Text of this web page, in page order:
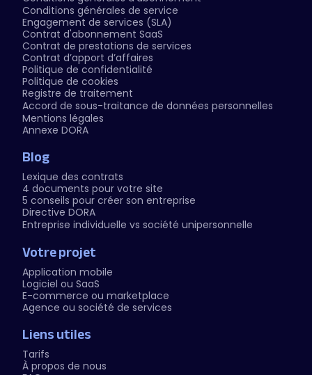
Conditions générales de service
Engagement de services (SLA)
Contrat d'abonnement SaaS
Contrat de prestations de services
Contrat d’apport d’affaires
Politique de confidentialité
Politique de cookies
Registre de traitement
Accord de sous-traitance de données personnelles
Mentions légales
Annexe DORA
Blog
Lexique des contrats
4 documents pour votre site
5 conseils pour créer son entreprise
Directive DORA
Entreprise individuelle vs société unipersonnelle
Votre projet
Application mobile
Logiciel ou SaaS
E-commerce ou marketplace
Agence ou société de services
Liens utiles
Tarifs
À propos de nous